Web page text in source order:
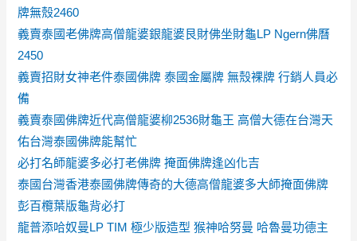
牌無殼2460
義賣泰國老佛牌高僧龍婆銀龍婆艮財佛坐財龜LP Ngern佛曆
2450
義賣招財女神老件泰國佛牌 泰國金屬牌 無殼裸牌 行銷人員必
備
義賣泰國佛牌近代高僧龍婆柳2536財龜王 高僧大德在台灣天
佑台灣泰國佛牌能幫忙
必打名師龍婆多必打老佛牌 掩面佛牌逢凶化吉
泰國台灣香港泰國佛牌傳奇的大德高僧龍婆多大師掩面佛牌
彭百欖葉版龜背必打
龍普添哈奴曼LP TIM 極少版造型 猴神哈努曼 哈魯曼功德主